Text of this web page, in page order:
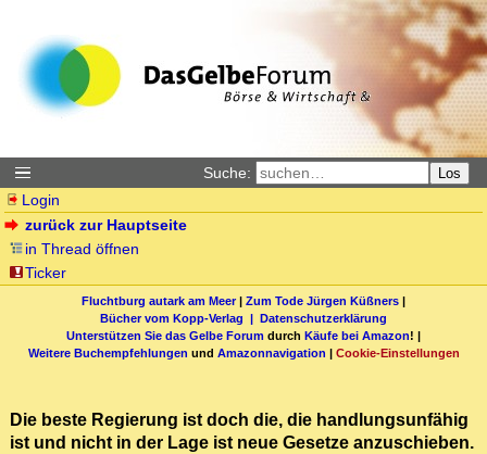
Suche: Los
Login
zurück zur Hauptseite
in Thread öffnen
Ticker
Fluchtburg autark am Meer| Zum Tode Jürgen Küßners |
Bücher vom Kopp-Verlag | Datenschutzerklärung
Unterstützen Sie das Gelbe Forum durch Käufe bei Amazon! |
Weitere Buchempfehlungen und Amazonnavigation | Cookie-Einstellungen
Die beste Regierung ist doch die, die handlungsunfähig
ist und nicht in der Lage ist neue Gesetze anzuschieben.